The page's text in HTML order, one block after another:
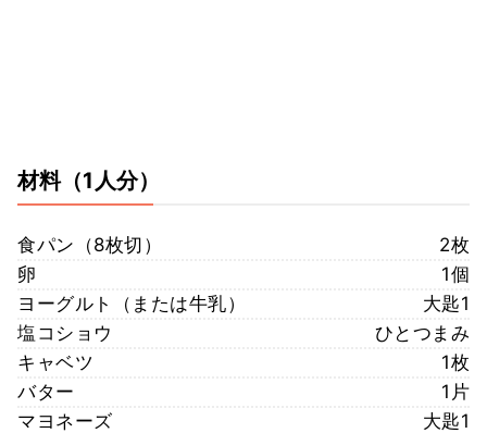
材料（1人分）
食パン（8枚切）
2枚
卵
1個
ヨーグルト（または牛乳）
大匙1
塩コショウ
ひとつまみ
キャベツ
1枚
バター
1片
マヨネーズ
大匙1